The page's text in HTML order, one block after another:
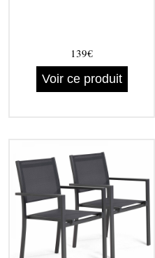
139€
Voir ce produit